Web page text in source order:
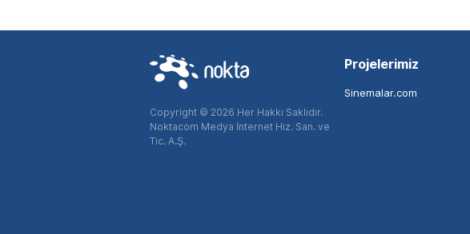
Copyright © 2026 Her Hakkı Saklıdır.
Noktacom Medya İnternet Hiz. San. ve
Tic. A.Ş.
Projelerimiz
Sinemalar.com